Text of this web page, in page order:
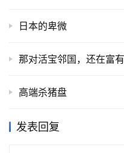
日本的卑微
那对活宝邻国，还在富
高端杀猪盘
发表回复